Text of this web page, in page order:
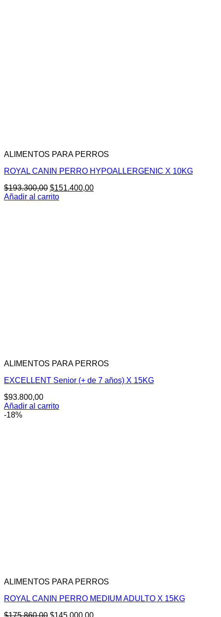
ALIMENTOS PARA PERROS
ROYAL CANIN PERRO HYPOALLERGENIC X 10KG
$193.300,00 El
precio
$151.400,00El
Añadir al carrito
ALIMENTOS PARA PERROS
EXCELLENT Senior (+ de 7 años) X 15KG
$93.800,00
Añadir al carrito
-18%
ALIMENTOS PARA PERROS
ROYAL CANIN PERRO MEDIUM ADULTO X 15KG
El El